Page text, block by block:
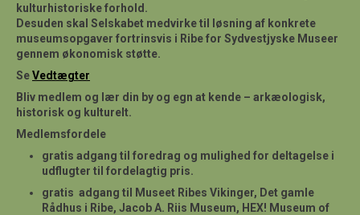
kulturhistoriske forhold.
Desuden skal Selskabet medvirke til løsning af konkrete
museumsopgaver fortrinsvis i Ribe for Sydvestjyske Museer
gennem økonomisk støtte.
SeVedtægter
Bliv medlem og lær din by og egn at kende – arkæologisk,
historisk og kulturelt.
Medlemsfordele
gratis adgang til foredrag og mulighed for deltagelse i
udflugter til fordelagtig pris.
gratis adgang til Museet Ribes Vikinger, Det gamle
Rådhus i Ribe, Jacob A. Riis Museum, HEX! Museum of